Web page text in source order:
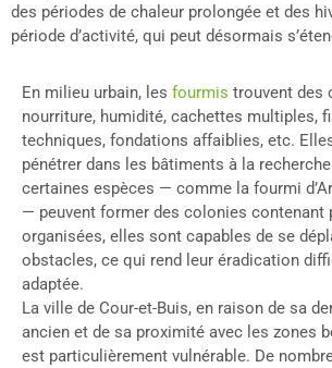
des périodes de chaleur prolongée et des
période d’activité, qui peut désormais
En milieu urbain, les fourmis trouvent des
nourriture, humidité, cachettes multiples,
techniques, fondations affaiblies, etc.
pénétrer dans les bâtiments à la
certaines espèces — comme la fourmi
— peuvent former des colonies contenant
organisées, elles sont capables de se
obstacles, ce qui rend leur éradication
adaptée.
La ville de Cour-et-Buis, en raison de sa
ancien et de sa proximité avec les zones
est particulièrement vulnérable. De